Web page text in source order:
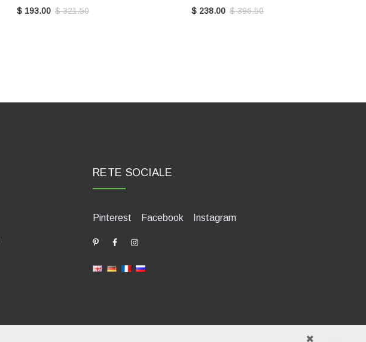
$ 193.00 $ 321.50
$ 238.00 $ 396.50
RETE SOCIALE
Pinterest Facebook Instagram